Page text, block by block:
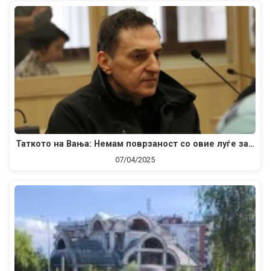
Таткото на Вања: Немам поврзаност со овие луѓе за…
07/04/2025